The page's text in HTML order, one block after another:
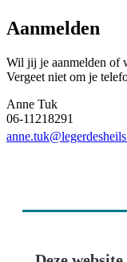
Aanmelden
Wil jij je aanmelden of
Vergeet niet om je
Anne Tuk
06-11218291